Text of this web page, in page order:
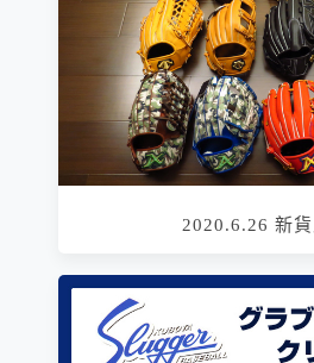
2020.6.26 新